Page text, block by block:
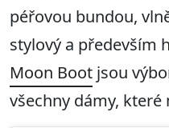
péřovou bundou,
stylový a především
Moon Boot jsou
všechny dámy,